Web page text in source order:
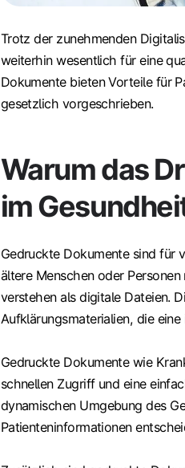
Trotz der zunehmenden
weiterhin wesentlich für eine
Dokumente bieten Vorteile für
gesetzlich vorgeschrieben.
Warum das
im
Gedruckte Dokumente sind für
ältere Menschen oder
verstehen als digitale Dateien.
Aufklärungsmaterialien, die
Gedruckte Dokumente wie
schnellen Zugriff und eine
dynamischen Umgebung des
Patienteninformationen